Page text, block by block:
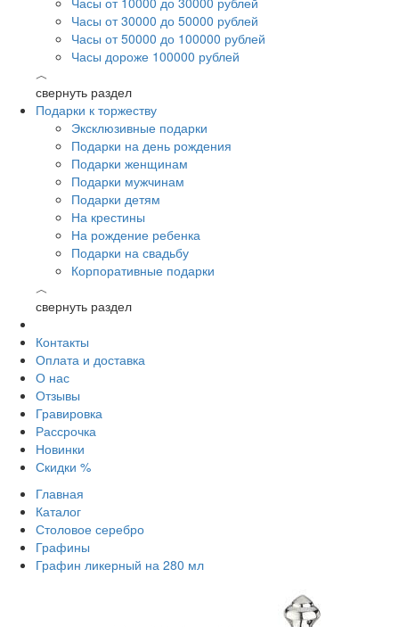
Часы от 30000 до 50000 рублей
Часы от 50000 до 100000 рублей
Часы дороже 100000 рублей
︿
свернуть раздел
Подарки к торжеству
Эксклюзивные подарки
Подарки на день рождения
Подарки женщинам
Подарки мужчинам
Подарки детям
На крестины
На рождение ребенка
Подарки на свадьбу
Корпоративные подарки
︿
свернуть раздел
Контакты
Оплата и доставка
О нас
Отзывы
Гравировка
Рассрочка
Новинки
Скидки %
Главная
Каталог
Столовое серебро
Графины
Графин ликерный на 280 мл